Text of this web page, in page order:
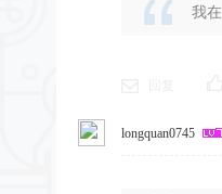
我在
longquan0745